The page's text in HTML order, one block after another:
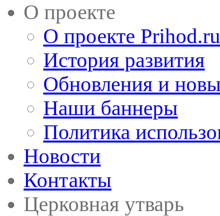
О проекте
О проекте Prihod.ru
История развития
Обновления и
Наши баннеры
Политика
Новости
Контакты
Церковная утварь